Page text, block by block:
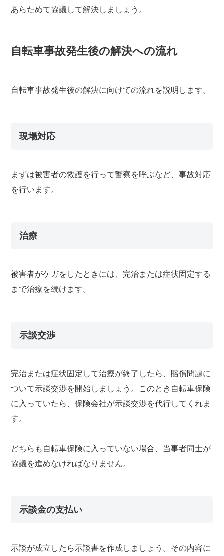
あらためて協議して解決しましょう。
自転車事故発生後の解決への流れ
自転車事故発生後の解決に向けての流れを説明します。
現場対応
まずは被害者の救護を行って警察を呼ぶなど、事故対応
を行います。
治療
被害者がケガをしたときには、完治または症状固定する
まで治療を続けます。
示談交渉
完治または症状固定して治療が終了したら、賠償問題に
ついて示談交渉を開始しましょう。このとき自転車保険
に入っていたら、保険会社が示談交渉を代行してくれま
す。
どちらも自転車保険に入っていない場合、当事者同士が
協議を進めなければなりません。
示談金の支払い
示談が成立したら示談書を作成しましょう。その内容に